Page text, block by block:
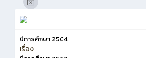
ปีการศึกษา 2564
เรื่อง